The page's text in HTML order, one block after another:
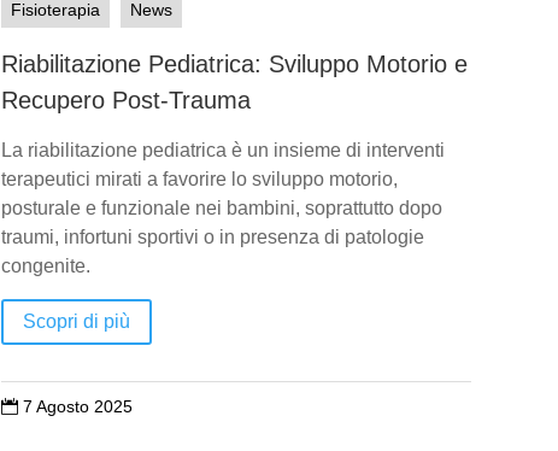
Fisioterapia News
Riabilitazione Pediatrica: Sviluppo Motorio e
Recupero Post-Trauma
La riabilitazione pediatrica è un insieme di interventi
terapeutici mirati a favorire lo sviluppo motorio,
posturale e funzionale nei bambini, soprattutto dopo
traumi, infortuni sportivi o in presenza di patologie
congenite.
Scopri di più
 7 Agosto 2025